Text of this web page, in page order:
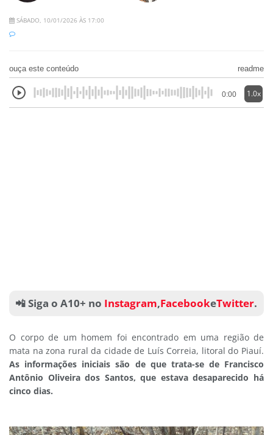
SÁBADO, 10/01/2026 ÀS 17:00
ouça este conteúdo readme
0:00 1.0x
📲 Siga o A10+ no Instagram,FacebookeTwitter.
O corpo de um homem foi encontrado em uma região de
mata na zona rural da cidade de Luís Correia, litoral do Piauí.
As informações iniciais são de que trata-se de Francisco
Antônio Oliveira dos Santos, que estava desaparecido há
cinco dias.